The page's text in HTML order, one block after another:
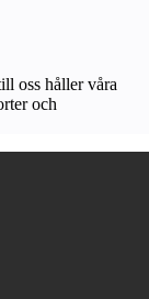
oss håller våra
och